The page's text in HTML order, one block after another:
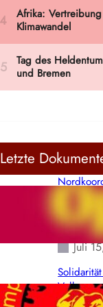
Letzte
der
Juli
Volk
Leben